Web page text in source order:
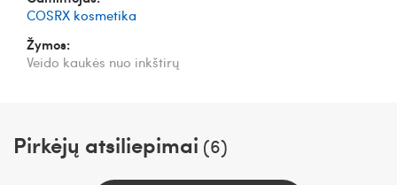
COSRX kosmetika
Žymos:
Veido kaukės nuo inkštirų
Pirkėjų atsiliepimai (6)